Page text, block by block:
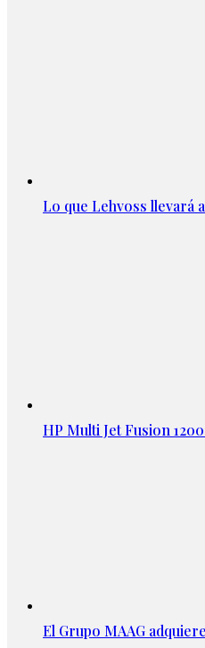
Lo que Lehvoss llevará
HP Multi Jet Fusion
El Grupo MAAG